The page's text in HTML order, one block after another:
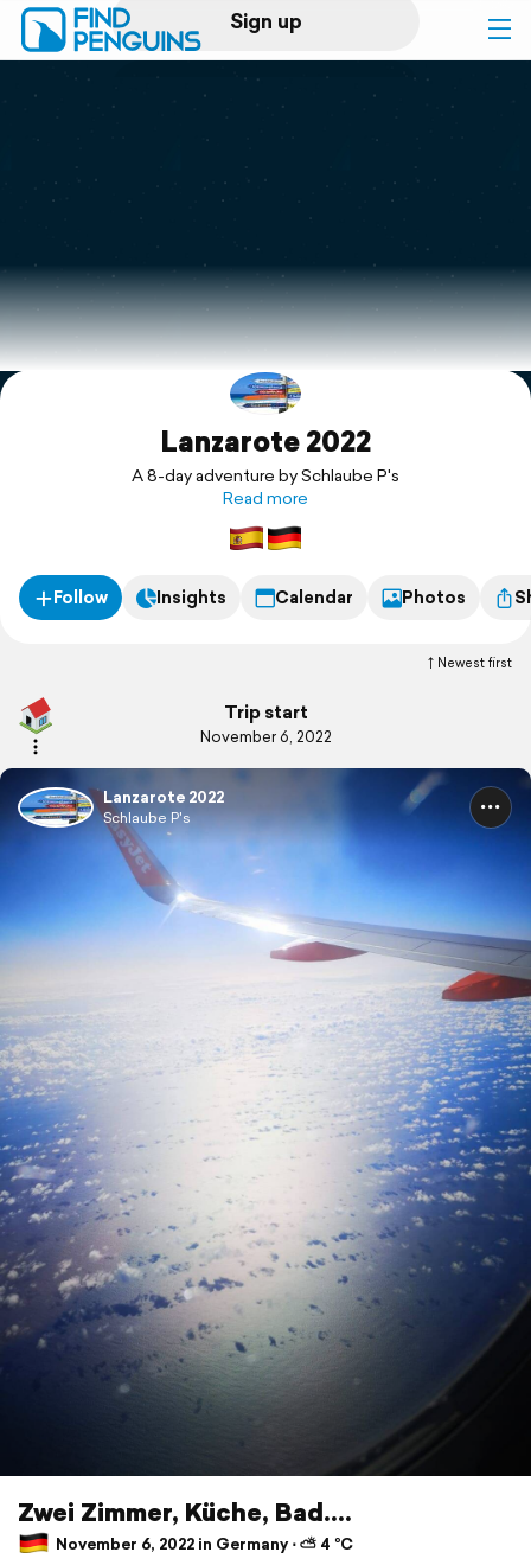
Sign up
Log in
Print a book
Flyover video
Explore
SupportLanzarote 2022
A 8-day adventure by Schlaube P's
Read more
Follow Insights Calendar Photos
Newest first
Trip start
November 6, 2022
Lanzarote 2022
Schlaube P's
Zwei Zimmer, Küche, Bad....
November 6, 2022 in Germany ⋅ ⛅ 4 °C